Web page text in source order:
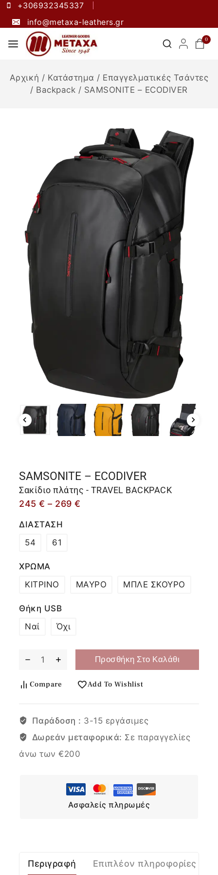
+306932345337
info@metaxa-leathers.gr
0
Αρχική / Κατάστημα / Επαγγελματικές Τσάντες
/ Backpack / SAMSONITE – ECODIVER
SAMSONITE – ECODIVER
Σακίδιο πλάτης - TRAVEL BACKPACK
245 € – 269 €
ΔΙΑΣΤΑΣΗ
54
61
ΧΡΩΜΑ
ΚΙΤΡΙΝΟ
ΜΑΥΡΟ ΜΠΛΕ ΣΚΟΥΡΟ
Θήκη USB
Ναί
Όχι
Προσθήκη Στο Καλάθι
Compare Add To Wishlist
Παράδοση : 3-15 εργάσιμες
Δωρεάν μεταφορικά: Σε παραγγελίες
άνω των €200
Ασφαλείς πληρωμές
Περιγραφή Επιπλέον πληροφορίες